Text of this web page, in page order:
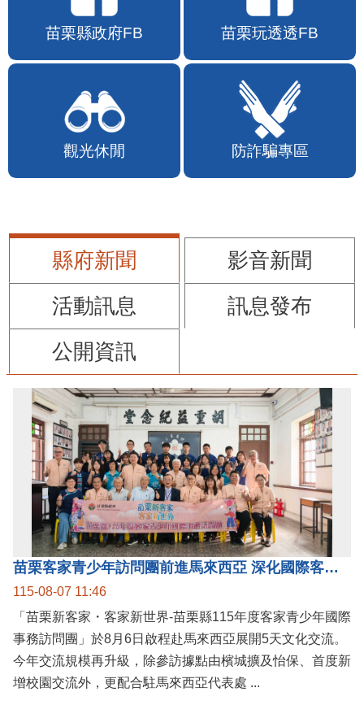
苗栗縣政府FB 苗栗玩透透FB
觀光休閒 防詐騙專區
縣府新聞
影音新聞
活動訊息
訊息發布
公開資訊
苗栗客家青少年訪問團前進馬來西亞 深化國際客家文化交流
115-08-07 11:46
「苗栗新客家・客家新世界-苗栗縣115年度客家青少年國際
事務訪問團」於8月6日啟程赴馬來西亞展開5天文化交流。
今年交流規模再升級，除參訪據點由檳城擴及怡保、首度新
增校園交流外，更配合駐馬來西亞代表處 ...